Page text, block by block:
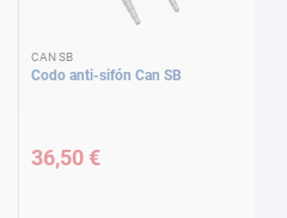
CAN SB
Codo anti-sifón Can SB
36,50 €